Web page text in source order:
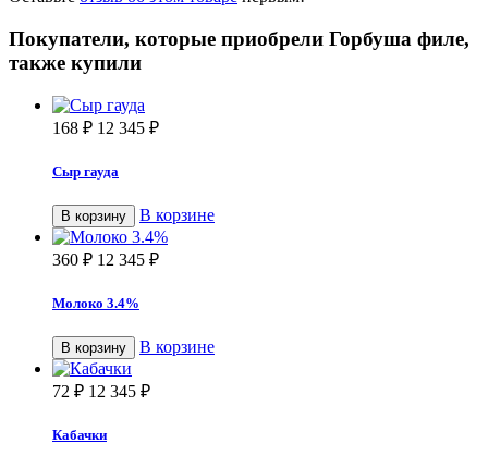
Покупатели, которые приобрели Горбуша филе,
также купили
168 ₽ 12 345 ₽
Сыр гауда
В корзину В корзине
360 ₽ 12 345 ₽
Молоко 3.4%
В корзину В корзине
72 ₽ 12 345 ₽
Кабачки